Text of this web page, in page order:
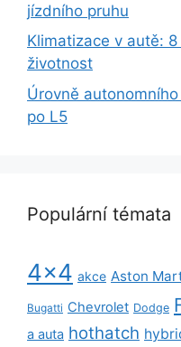
jízdního pruhu
Klimatizace v autě:
životnost
Úrovně
po L5
Populární témata
4x4 akce Aston
Bugatti Chevrolet Dodge
a auta hothatch